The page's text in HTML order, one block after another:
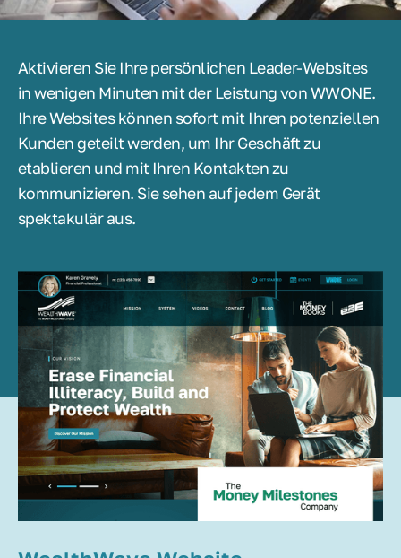
Aktivieren Sie Ihre persönlichen Leader-Websites
in wenigen Minuten mit der Leistung von WWONE.
Ihre Websites können sofort mit Ihren potenziellen
Kunden geteilt werden, um Ihr Geschäft zu
etablieren und mit Ihren Kontakten zu
kommunizieren. Sie sehen auf jedem Gerät
spektakulär aus.